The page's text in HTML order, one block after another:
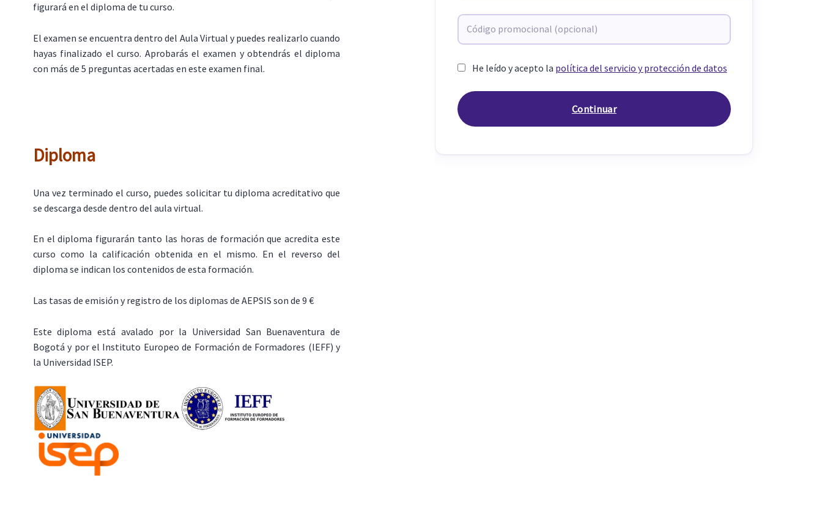
figurará en el diploma de tu curso.
El examen se encuentra dentro del Aula Virtual y puedes realizarlo cuando
hayas finalizado el curso. Aprobarás el examen y obtendrás el diploma
con más de 5 preguntas acertadas en este examen final.
Diploma
Una vez terminado el curso, puedes solicitar tu diploma acreditativo que
se descarga desde dentro del aula virtual.
En el diploma figurarán tanto las horas de formación que acredita este
curso como la calificación obtenida en el mismo. En el reverso del
diploma se indican los contenidos de esta formación.
Las tasas de emisión y registro de los diplomas de AEPSIS son de 9 €
Este diploma está avalado por la Universidad San Buenaventura de
Bogotá y por el Instituto Europeo de Formación de Formadores (IEFF) y
la Universidad ISEP.
He leído y acepto la política del servicio y protección de datos